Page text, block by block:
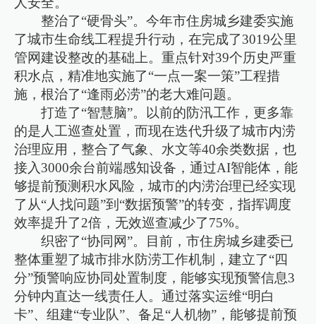
整治了“硬骨头”。今年市住房城乡建委实施
了城市生命线工程提升行动，在完成了3019公里
管网建设整改的基础上。重点针对39个历史严重
积水点，精准地实施了“一点一案一策”工程措
施，根治了“逢雨必涝”的老大难问题。
打造了“智慧脑”。以前的防汛工作，更多靠
的是人工巡查处置，而现在迭代升级了城市内涝
治理应用，整合了气象、水文等40余类数据，也
接入3000余台前端感知设备，通过AI智能体，能
够提前预测积水风险，城市的内涝治理已经实现
了从“人找问题”到“数据预警”的转变，指挥调度
效率提升了2倍，无效巡查减少了75%。
织密了“协同网”。目前，市住房城乡建委已
整体重塑了城市排水防涝工作机制，建立了“四
分”预警响应协同处置制度，能够实现预警信息3
分钟内直达一线责任人。通过落实运维“明白
卡”、组建“专业队”、备足“人机物”，能够提前预